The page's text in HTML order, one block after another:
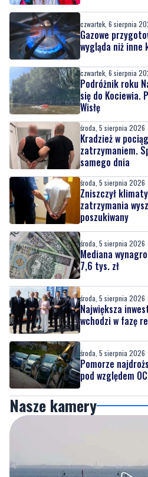
czwartek, 6 sierpnia
Gazowe
wygląda niż inne
czwartek, 6 sierpnia
Podróżnik roku
się do Kociewia.
Wisłę
środa, 5 sierpnia 2026
Kradzież w
zatrzymaniem.
samego dnia
środa, 5 sierpnia 2026
Zniszczył
zatrzymania
poszukiwany
środa, 5 sierpnia 2026
Mediana
7,6 tys. zł
środa, 5 sierpnia 2026
Największa
wchodzi w fazę
środa, 5 sierpnia 2026
Pomorze
pod względem OC
Nasze kamery